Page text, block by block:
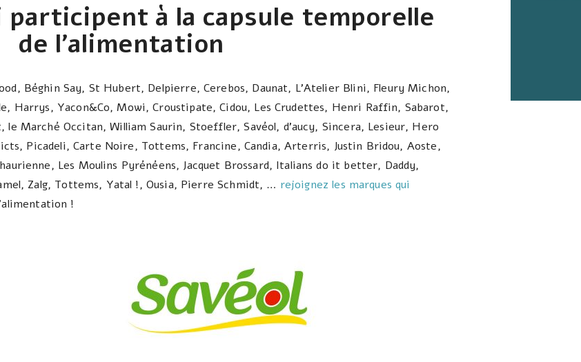
participent à la capsule temporelle
de l’alimentation
Béghin Say, St Hubert, Delpierre, Cerebos, Daunat, L’Atelier Blini, Fleury Michon,
Harrys, Yacon&Co, Mowi, Croustipate, Cidou, Les Crudettes, Henri Raffin, Sabarot,
Marché Occitan, William Saurin, Stoeffler, Savéol, d’aucy, Sincera, Lesieur, Hero
Picadeli, Carte Noire, Tottems, Francine, Candia, Arterris, Justin Bridou, Aoste,
Les Moulins Pyrénéens, Jacquet Brossard, Italians do it better, Daddy,
Zalg, Tottems, Yatal !, Ousia, Pierre Schmidt, … rejoignez les marques qui
!